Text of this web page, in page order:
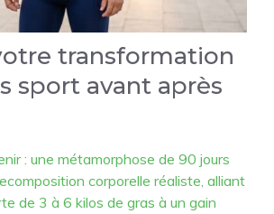
transformation
sport avant après
: une métamorphose de 90 jours
corporelle réaliste, alliant
de 3 à 6 kilos de gras à un gain